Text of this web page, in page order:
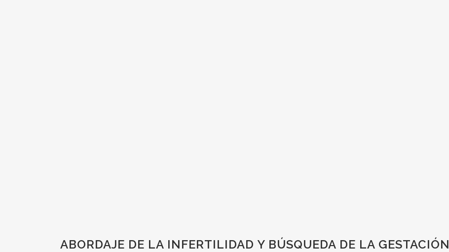
ABORDAJE DE LA INFERTILIDAD Y BÚSQUEDA DE LA GESTACIÓN